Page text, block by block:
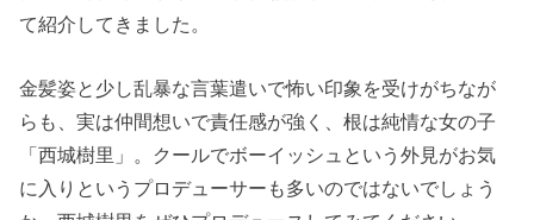
て紹介してきました。
金髪姿と少し乱暴な言葉遣いで怖い印象を受けがちなが
らも、実は仲間想いで責任感が強く、根は純情な女の子
「西城樹里」。クールでボーイッシュという外見がお気
に入りというプロデューサーも多いのではないでしょう